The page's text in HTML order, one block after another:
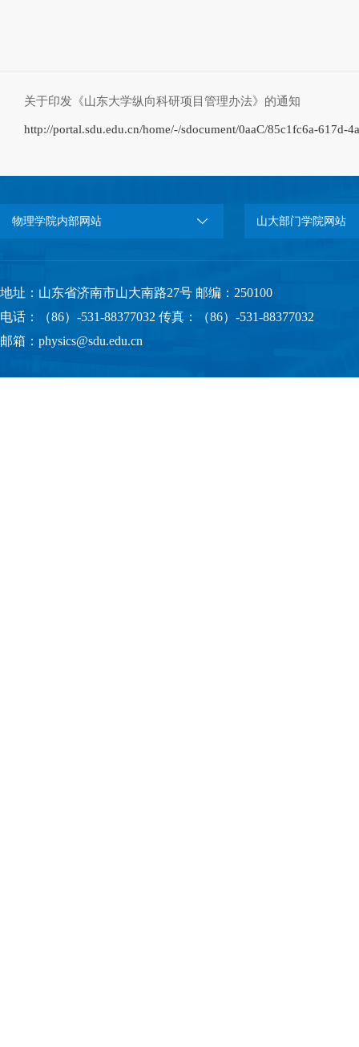
关于印发《山东大学纵向科研项目管理办法》的通知
http://portal.sdu.edu.cn/home/-/sdocument/0aaC/85c1fc6a-617d-
物理学院内部网站 山大部门学院网站
地址：山东省济南市山大南路27号 邮编：250100
电话：（86）-531-88377032 传真：（86）-531-88377032
邮箱：physics@sdu.edu.cn